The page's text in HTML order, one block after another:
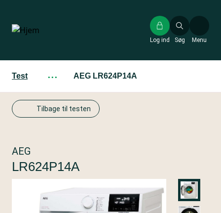
hovedindhold
Søg
Log ind Menu
Test ··· AEG LR624P14A
Tilbage til testen
AEG
LR624P14A